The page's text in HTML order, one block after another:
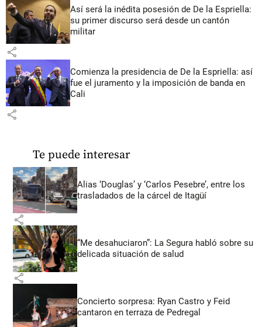
Así será la inédita posesión de De la Espriella:
su primer discurso será desde un cantón
militar
share
Comienza la presidencia de De la Espriella: así
fue el juramento y la imposición de banda en
Cali
share
Te puede interesar
Alias ‘Douglas’ y ‘Carlos Pesebre’, entre los
trasladados de la cárcel de Itagüí
share
“Me desahuciaron”: La Segura habló sobre su
delicada situación de salud
share
Concierto sorpresa: Ryan Castro y Feid
cantaron en terraza de Pedregal